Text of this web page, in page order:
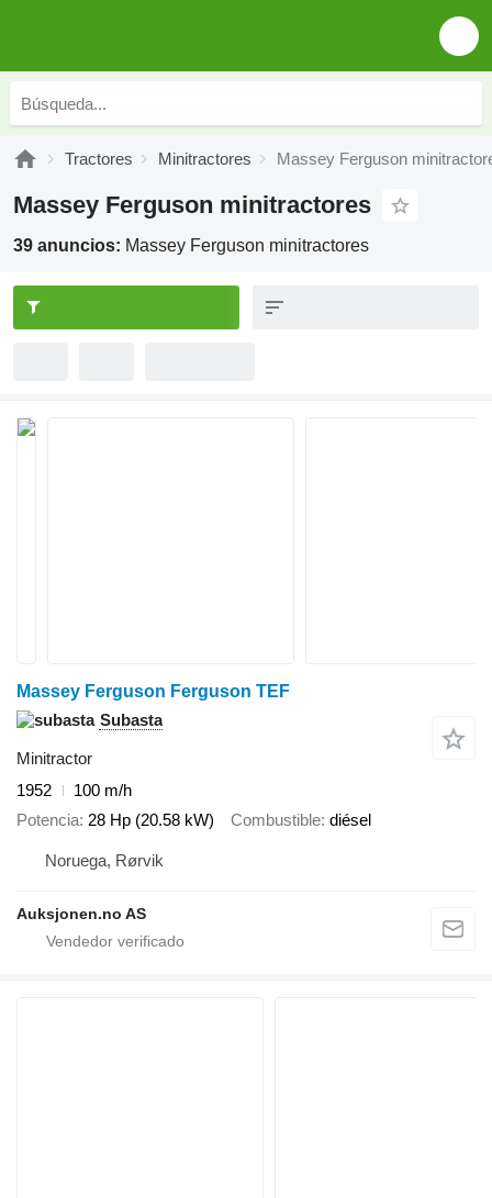
Tractores Minitractores Massey Ferguson
Massey Ferguson minitractores
39 anuncios: Massey Ferguson minitractores
Massey Ferguson Ferguson TEF
Subasta
Minitractor
1952
100 m/h
Potencia 28 Hp (20.58 kW) Combustible diésel
Noruega, Rørvik
Auksjonen.no AS